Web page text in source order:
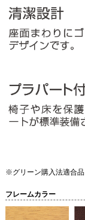
※グリーン購入法適合品
フレームカラー